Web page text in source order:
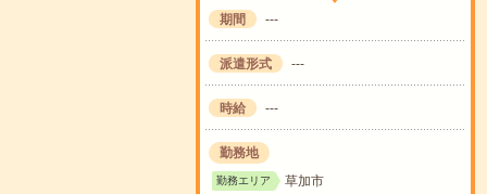
期間 ---
派遣形式 ---
時給 ---
勤務地
勤務エリア 草加市